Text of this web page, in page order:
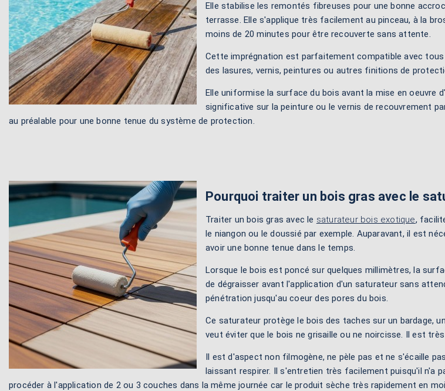
Elle stabilise les remontés fibreuses pour une bonne
terrasse. Elle s'applique très facilement au pinceau, à la
moins de 20 minutes pour être recouverte sans attente.
Cette imprégnation est parfaitement compatible avec
des lasures, vernis, peintures ou autres finitions de
Elle uniformise la surface du bois avant la mise en
significative sur la peinture ou le vernis de recouvrement
au préalable pour une bonne tenue du système de protection.
Pourquoi traiter un bois gras avec le
Traiter un bois gras avec le saturateur bois exotique,
le niangon ou le doussié par exemple. Auparavant, il est
avoir une bonne tenue dans le temps.
Lorsque le bois est poncé sur quelques millimètres, la
de dégraisser avant l'application d'un saturateur sans
pénétration jusqu'au coeur des pores du bois.
Ce saturateur protège le bois des taches sur un bardage,
veut éviter que le bois ne grisaille ou ne noircisse. Il est
Il est d'aspect non filmogène, ne pèle pas et ne s'écaille
laissant respirer. Il s'entretien très facilement puisqu'il n'a
procéder à l'application de 2 ou 3 couches dans la même journée car le produit sèche très rapidement en